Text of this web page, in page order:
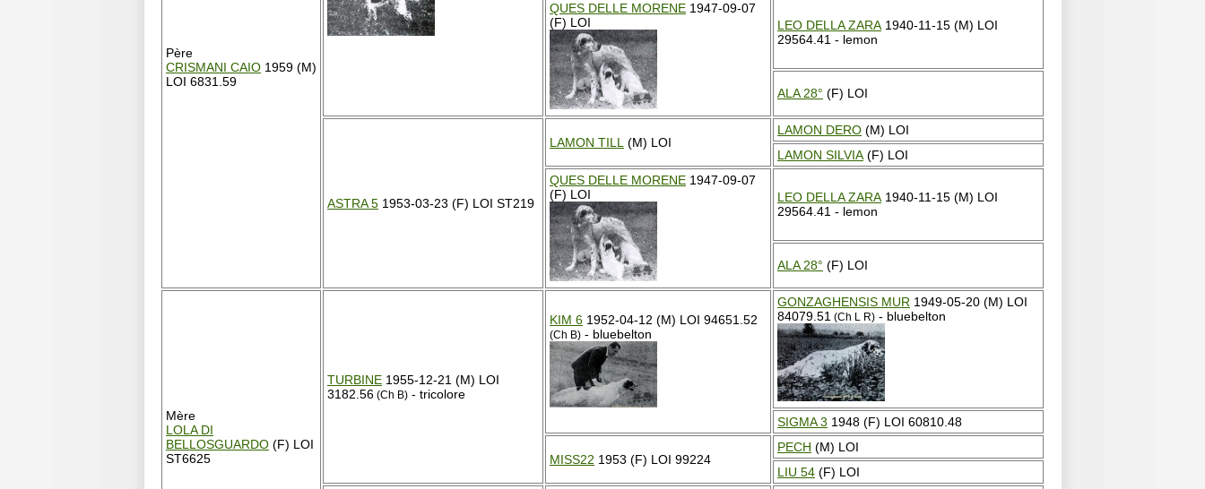
Père
CRISMANI CAIO 1959 (M)
LOI 6831.59
QUES DELLE MORENE 1947-09-07
(F) LOI
LEO DELLA ZARA 1940-11-15 (M) LOI
29564.41 - lemon
ALA 28° (F) LOI
ASTRA 5 1953-03-23 (F) LOI ST219
LAMON TILL (M) LOI
LAMON DERO (M) LOI
LAMON SILVIA (F) LOI
QUES DELLE MORENE 1947-09-07
(F) LOI
LEO DELLA ZARA 1940-11-15 (M) LOI
29564.41 - lemon
ALA 28° (F) LOI
Mère
LOLA DI
BELLOSGUARDO (F) LOI
ST6625
TURBINE 1955-12-21 (M) LOI
3182.56 (Ch B) - tricolore
KIM 6 1952-04-12 (M) LOI 94651.52
(Ch B) - bluebelton
GONZAGHENSIS MUR 1949-05-20 (M) LOI
84079.51 (Ch L R) - bluebelton
SIGMA 3 1948 (F) LOI 60810.48
MISS22 1953 (F) LOI 99224
PECH (M) LOI
LIU 54 (F) LOI